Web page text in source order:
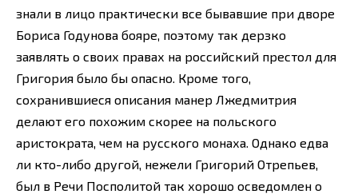
знали в лицо практически все бывавшие при дворе
Бориса Годунова бояре, поэтому так дерзко
заявлять о своих правах на российский престол для
Григория было бы опасно. Кроме того,
сохранившиеся описания манер Лжедмитрия
делают его похожим скорее на польского
аристократа, чем на русского монаха. Однако едва
ли кто-либо другой, нежели Григорий Отрепьев,
был в Речи Посполитой так хорошо осведомлен о